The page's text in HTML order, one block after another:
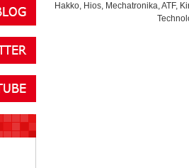
Hakko, Hios, Mechatronika, ATF,